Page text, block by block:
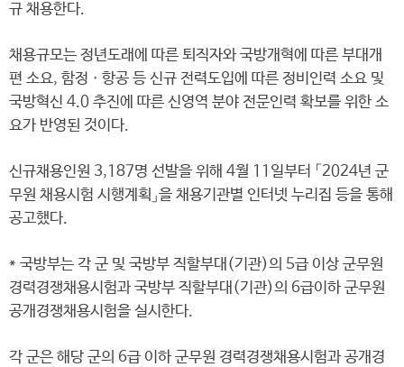
규 채용한다.
채용규모는 정년도래에 따른 퇴직자와 국방개혁에 따른 부대개
편 소요, 함정ㆍ항공 등 신규 전력도입에 따른 정비인력 소요 및
국방혁신 4.0 추진에 따른 신영역 분야 전문인력 확보를 위한 소
요가 반영된 것이다.
신규채용인원 3,187명 선발을 위해 4월 11일부터 「2024년 군
무원 채용시험 시행계획」을 채용기관별 인터넷 누리집 등을 통해
공고했다.
* 국방부는 각 군 및 국방부 직할부대(기관)의 5급 이상 군무원
경력경쟁채용시험과 국방부 직할부대(기관)의 6급이하 군무원
공개경쟁채용시험을 실시한다.
각 군은 해당 군의 6급 이하 군무원 경력경쟁채용시험과 공개경